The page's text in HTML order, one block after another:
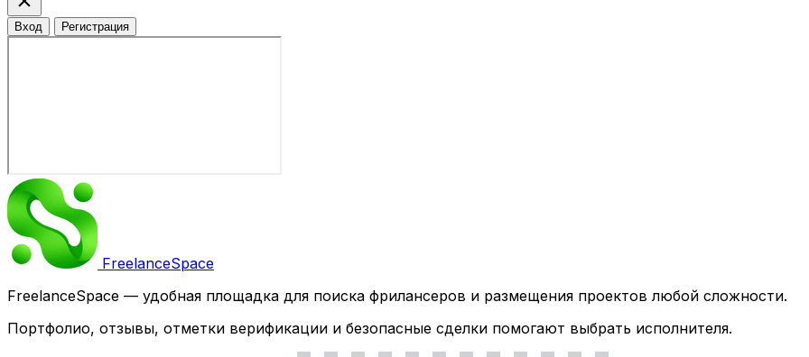
Вход Регистрация
FreelanceSpace
FreelanceSpace — удобная площадка для поиска фрилансеров и размещения проектов любой сложности.
Портфолио, отзывы, отметки верификации и безопасные сделки помогают выбрать исполнителя.